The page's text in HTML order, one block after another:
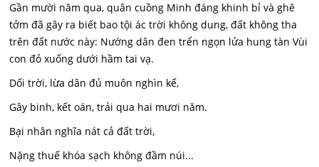
Gần mười năm qua, quân cuồng Minh đáng khinh bỉ và ghê
tởm đã gây ra biết bao tội ác trời không dung, đất không tha
trên đất nước này: Nướng dân đen trển ngọn lửa hung tàn Vùi
con đỏ xuống dưới hầm tai vạ.
Dối trời, lừa dân đủ muôn nghìn kế,
Gây binh, kết oán, trải qua hai mươi năm.
Bại nhân nghĩa nát cả đất trời,
Nặng thuế khóa sạch không đầm núi...